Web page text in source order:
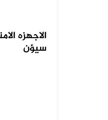
الاجهزه
سيؤن